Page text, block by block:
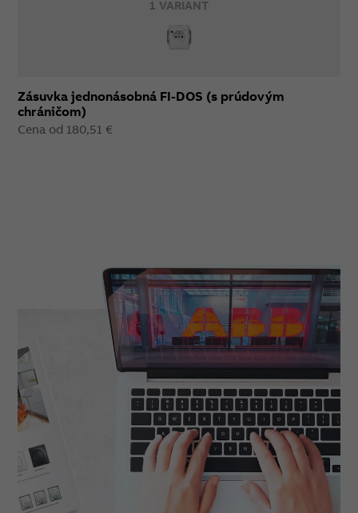
1 VARIANT
Zásuvka jednonásobná FI-DOS (s prúdovým
chráničom)
Cena od 180,51 €